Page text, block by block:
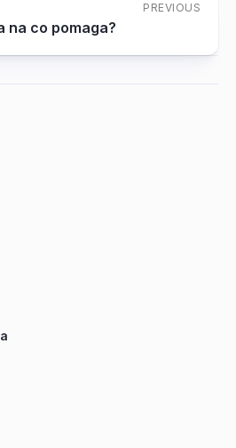
PREVIOUS
na co pomaga?